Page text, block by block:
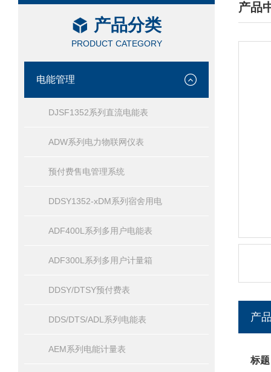
产品分类
PRODUCT CATEGORY
电能管理
DJSF1352系列直流电能表
ADW系列电力物联网仪表
预付费售电管理系统
DDSY1352-xDM系列宿舍用电
ADF400L系列多用户电能表
ADF300L系列多用户计量箱
DDSY/DTSY预付费表
DDS/DTS/ADL系列电能表
AEM系列电能计量表
产品
/
产
标